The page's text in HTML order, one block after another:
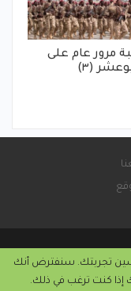
مرور عام على
(٣)
تجربتك. سنفترض أنك
إذا كنت ترغب في ذلك.